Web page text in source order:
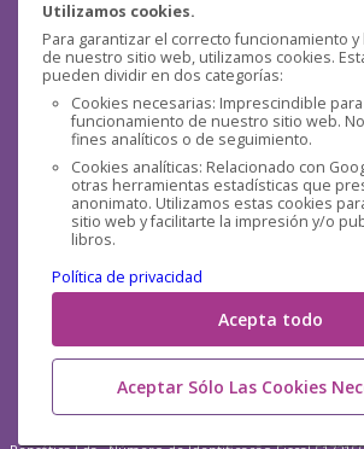
Utilizamos cookies.
Para garantizar el correcto funcionamiento
de nuestro sitio web, utilizamos cookies.
pueden dividir en dos categorías:
Cookies necesarias: Imprescindible
funcionamiento de nuestro sitio web.
fines analíticos o de seguimiento.
Cookies analíticas: Relacionado con
otras herramientas estadísticas que
anonimato. Utilizamos estas cookies
sitio web y facilitarte la impresión y/o
libros.
Política de privacidad
Acepta todo
Aceptar Sólo Las Cookies
Seguridad
Redes sociales